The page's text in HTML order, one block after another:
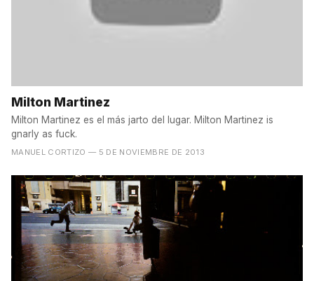
Milton Martinez
Milton Martinez es el más jarto del lugar. Milton Martinez is
gnarly as fuck.
MANUEL CORTIZO — 5 DE NOVIEMBRE DE 2013